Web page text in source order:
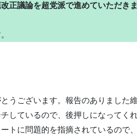
正議論を超党派で進めていただき
うございます。報告のありました
しているので、後押しになってく
トに問題的を指摘されているので